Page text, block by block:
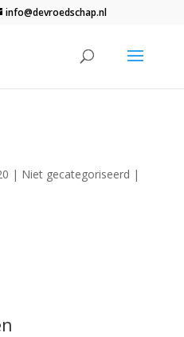
info@devroedschap.nl
| Niet gecategoriseerd |